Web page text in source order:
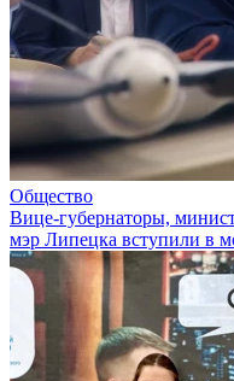
Общество
Вице-губернаторы,
мэр Липецка вступили в